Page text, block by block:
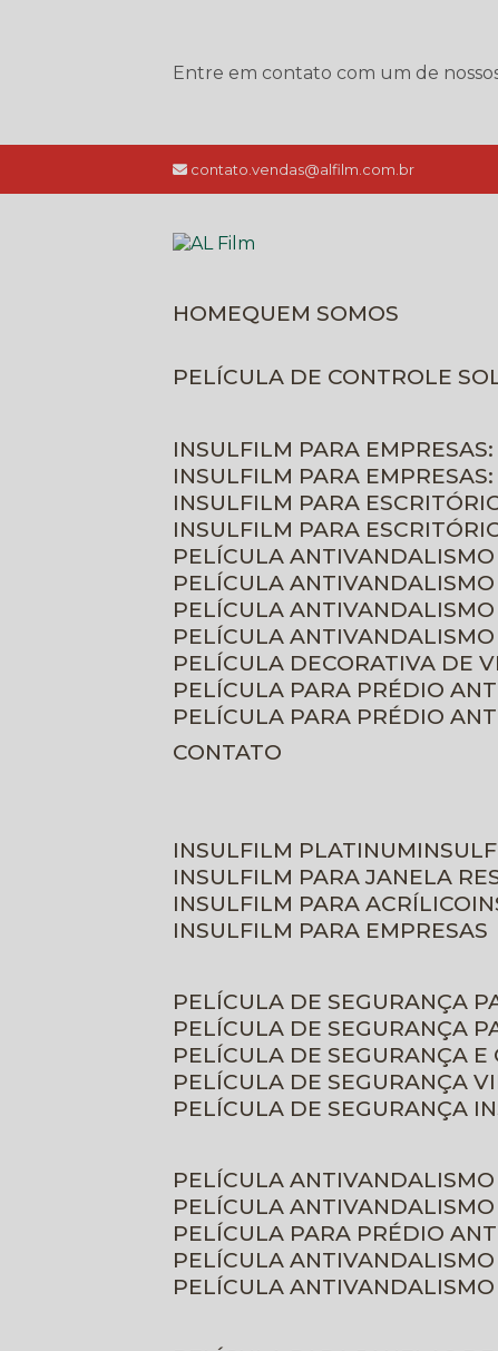
Entre em contato com um de
contato.vendas@alfilm.com.br
HOME
QUEM SOMOS
PELÍCULA DE CONTROLE
INSULFILM PARA
INSULFILM PARA
INSULFILM PARA
INSULFILM PARA
PELÍCULA
PELÍCULA
PELÍCULA
PELÍCULA
PELÍCULA DECORATIVA DE
PELÍCULA PARA PRÉDIO
PELÍCULA PARA PRÉDIO
CONTATO
INSULFILM PLATINUM
INSULFILM PARA JANELA
INSULFILM PARA ACRÍLICO
INSULFILM PARA EMPRESAS
PELÍCULA DE SEGURANÇA
PELÍCULA DE SEGURANÇA
PELÍCULA DE SEGURANÇA
PELÍCULA DE SEGURANÇA
PELÍCULA DE SEGURANÇA
PELÍCULA
PELÍCULA
PELÍCULA PARA PRÉDIO
PELÍCULA
PELÍCULA